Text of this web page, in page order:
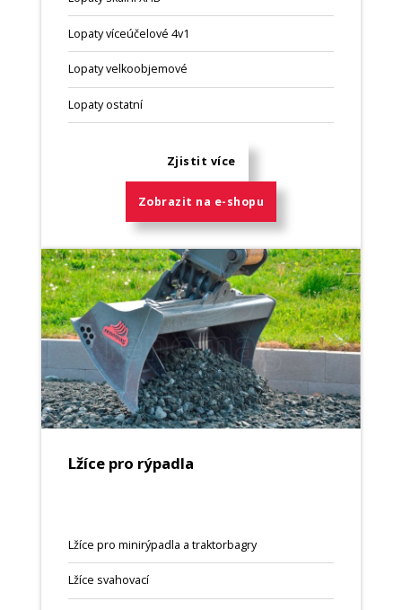
Lopaty víceúčelové 4v1
Lopaty velkoobjemové
Lopaty ostatní
Zjistit více
Zobrazit na e-shopu
Lžíce pro rýpadla
Lžíce pro minirýpadla a traktorbagry
Lžíce svahovací